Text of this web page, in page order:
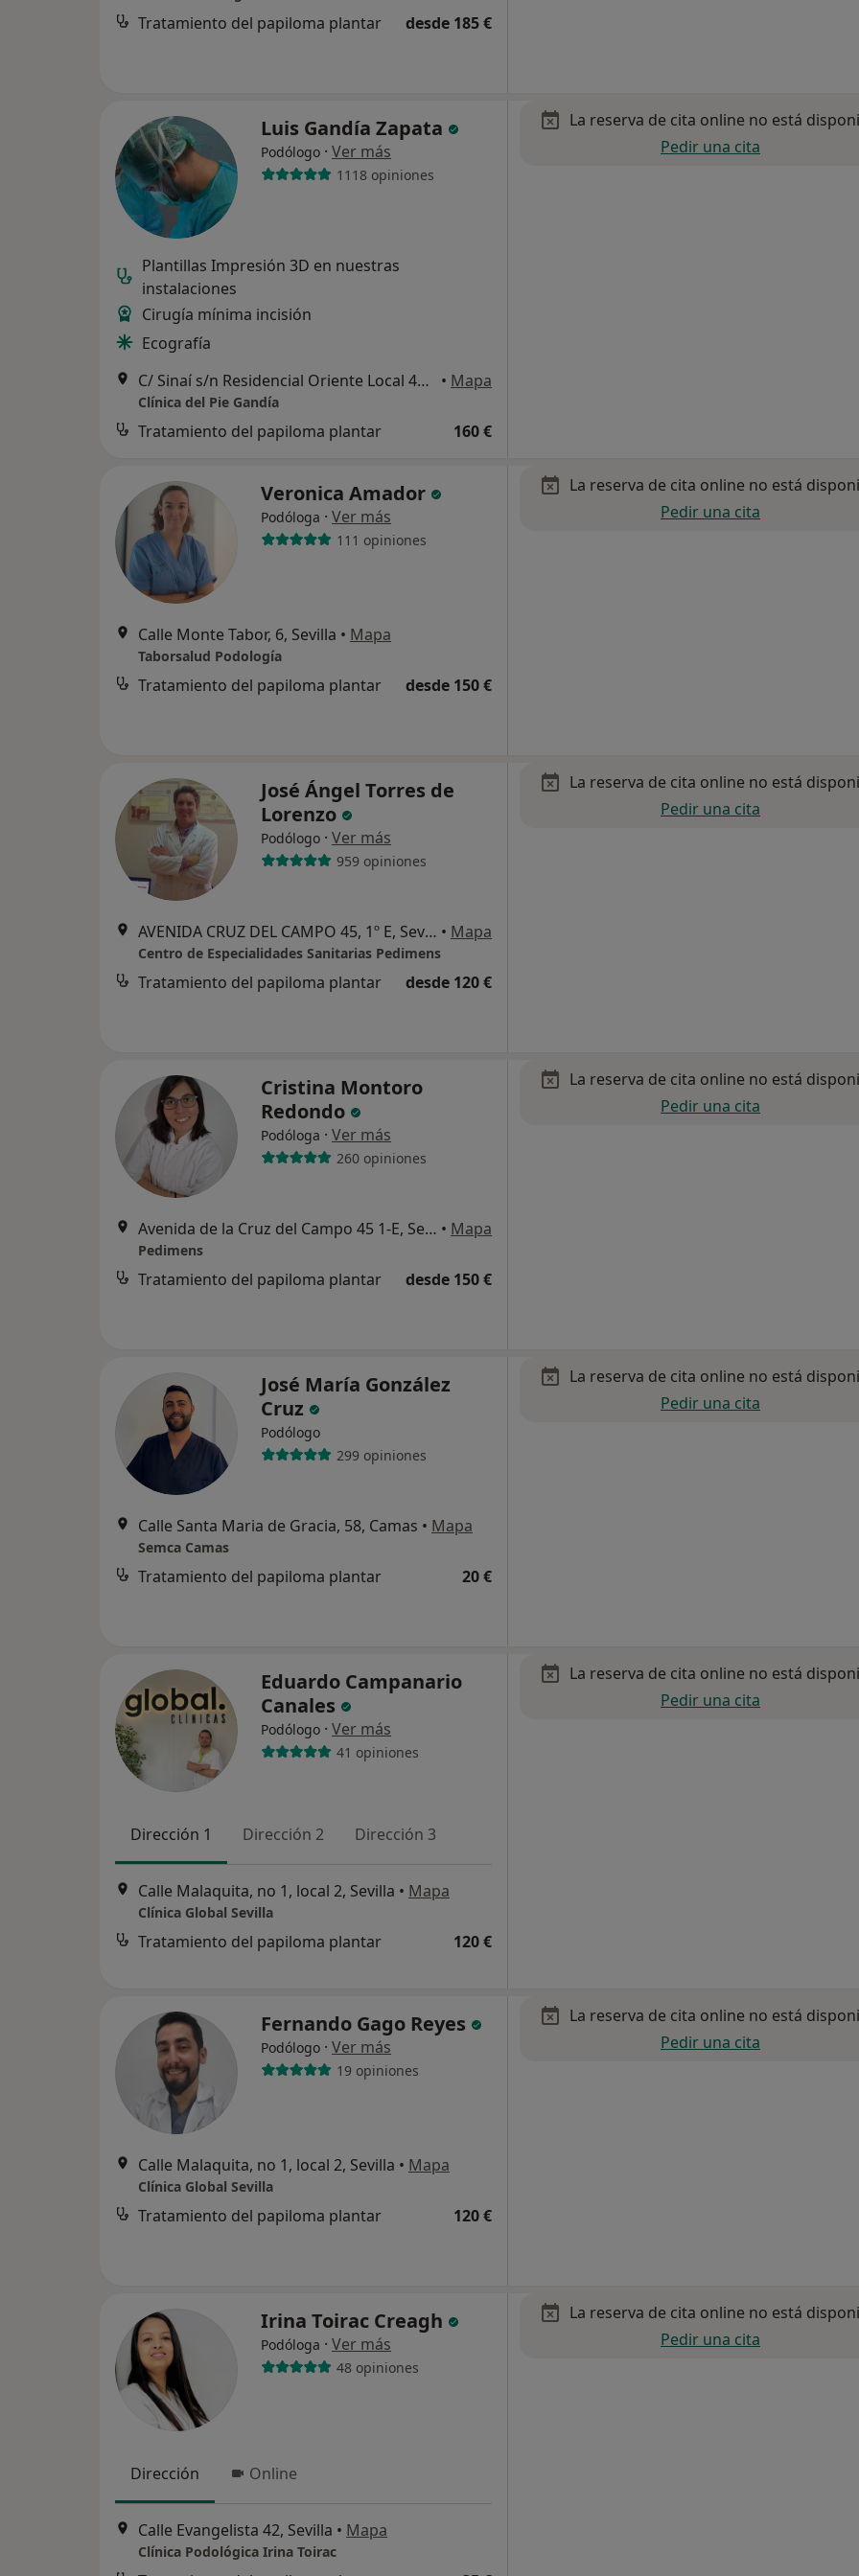
Tratamiento del papiloma plantar desde 185 €
Luis Gandía Zapata
Podólogo · Ver más
1118 opiniones
Plantillas Impresión 3D en nuestras
instalaciones
Cirugía mínima incisión
Ecografía
C/ Sinaí s/n Residencial Oriente Local 40 (frente a Parking Sinaí), Sevilla
• Mapa
Clínica del Pie Gandía
Tratamiento del papiloma plantar 160 €
La reserva de cita online no está
Pedir una cita
Veronica Amador
Podóloga · Ver más
111 opiniones
Calle Monte Tabor, 6, Sevilla • Mapa
Taborsalud Podología
Tratamiento del papiloma plantar desde 150 €
La reserva de cita online no está
Pedir una cita
José Ángel Torres de
Lorenzo
Podólogo · Ver más
959 opiniones
AVENIDA CRUZ DEL CAMPO 45, 1º E, Sevilla • Mapa
Centro de Especialidades Sanitarias Pedimens
Tratamiento del papiloma plantar desde 120 €
La reserva de cita online no está
Pedir una cita
Cristina Montoro
Redondo
Podóloga · Ver más
260 opiniones
Avenida de la Cruz del Campo 45 1-E, Sevilla • Mapa
Pedimens
Tratamiento del papiloma plantar desde 150 €
La reserva de cita online no está
Pedir una cita
José María González
Cruz
Podólogo
299 opiniones
Calle Santa Maria de Gracia, 58, Camas • Mapa
Semca Camas
Tratamiento del papiloma plantar 20 €
La reserva de cita online no está
Pedir una cita
Eduardo Campanario
Canales
Podólogo · Ver más
41 opiniones
Dirección 1 Dirección 2 Dirección 3
Calle Malaquita, no 1, local 2, Sevilla • Mapa
Clínica Global Sevilla
Tratamiento del papiloma plantar 120 €
La reserva de cita online no está
Pedir una cita
Fernando Gago Reyes
Podólogo · Ver más
19 opiniones
Calle Malaquita, no 1, local 2, Sevilla • Mapa
Clínica Global Sevilla
Tratamiento del papiloma plantar 120 €
La reserva de cita online no está
Pedir una cita
Irina Toirac Creagh
Podóloga · Ver más
48 opiniones
Dirección Online
Calle Evangelista 42, Sevilla • Mapa
Clínica Podológica Irina Toirac
La reserva de cita online no está
Pedir una cita